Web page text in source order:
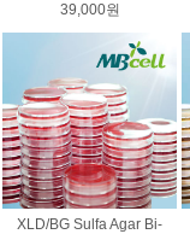
39,000원
XLD/BG Sulfa Agar Bi-